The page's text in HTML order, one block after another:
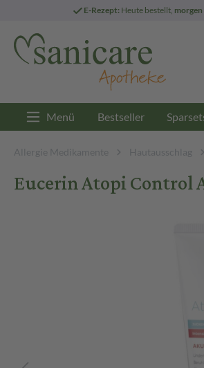
E-Rezept: Heute bestellt,
Menü Bestseller
Allergie Medikamente Hautausschlag
Eucerin Atopi Control